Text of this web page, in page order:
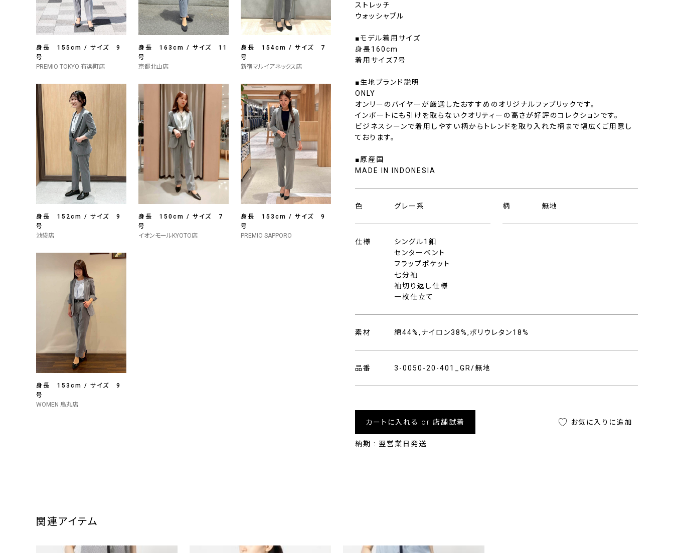
ストレッチ
ウォッシャブル
■モデル着用サイズ
身長160cm
着用サイズ7号
■生地ブランド説明
ONLY
オンリーのバイヤーが厳選したおすすめのオリジナルファブリックです。
インポートにも引けを取らないクオリティーの高さが好評のコレクションです。
ビジネスシーンで着用しやすい柄からトレンドを取り入れた柄まで幅広くご用意し
ております。
■原産国
MADE IN INDONESIA
色 グレー系 柄 無地
仕様
シングル1釦
センターベント
フラップポケット
七分袖
袖切り返し仕様
一枚仕立て
素材 綿44%,ナイロン38%,ポリウレタン18%
品番 3-0050-20-401_GR/無地
カートに入れる or 店舗試着
納期 : 翌営業日発送
お気に入りに追加
身長 155cm / サイズ 9
号
PREMIO TOKYO 有楽町店
身長 163cm / サイズ 11
号
京都北山店
身長 154cm / サイズ 7
号
新宿マルイアネックス店
身長 152cm / サイズ 9
号
池袋店
身長 150cm / サイズ 7
号
イオンモールKYOTO店
身長 153cm / サイズ 9
号
PREMIO SAPPORO
身長 153cm / サイズ 9
号
WOMEN 烏丸店
関連アイテム